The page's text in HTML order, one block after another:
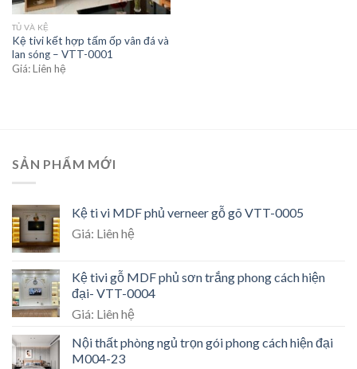
TỦ VÀ KỆ
Kệ tivi kết hợp tấm ốp vân đá và
lan sóng – VTT-0001
Giá: Liên hệ
SẢN PHẨM MỚI
Kệ ti vi MDF phủ verneer gỗ gõ VTT-0005
Giá: Liên hệ
Kệ tivi gỗ MDF phủ sơn trắng phong cách hiện
đại- VTT-0004
Giá: Liên hệ
Nội thất phòng ngủ trọn gói phong cách hiện đại
M004-23